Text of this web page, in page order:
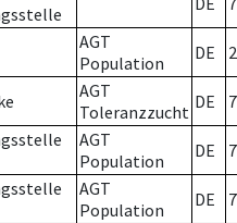
AGT
Population
DE 2
AGT
Toleranzzucht DE 7
AGT
Population
DE 7
AGT
Population
DE 7